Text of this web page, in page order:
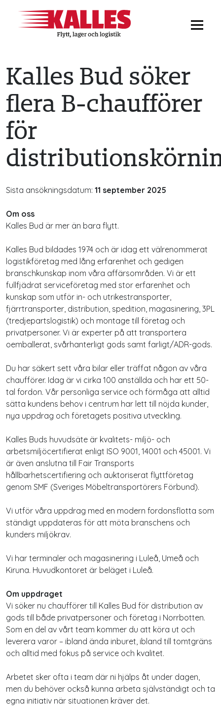
Kalles Bud söker
flera B-chaufförer
för
Sista ansökningsdatum: 11 september 2025
Om oss
Kalles Bud är mer än bara flytt.
Kalles Bud bildades 1974 och är idag ett välrenommerat
logistikföretag med lång erfarenhet och gedigen
branschkunskap inom våra affärsområden. Vi är ett
fullfjädrat serviceföretag med stor erfarenhet och
kunskap som utför in- och utrikestransporter,
fjärrtransporter, distribution, spedition, magasinering, 3PL
(tredjepartslogistik) och montage till företag och
privatpersoner. Vi är experter på att transportera
oemballerat, svårhanterligt gods samt farligt/ADR-gods.
Du har säkert sett våra bilar eller träffat någon av våra
chaufförer. Idag är vi cirka 100 anställda och har ett 50-
tal fordon. Vår personliga service och förmåga att alltid
sätta kundens behov i centrum har lett till nöjda kunder,
nya uppdrag och företagets positiva utveckling.
Kalles Buds huvudsäte är kvalitets- miljö- och
arbetsmiljöcertifierat enligt ISO 9001, 14001 och 45001. Vi
är även anslutna till Fair Transports
hållbarhetscertifiering och auktoriserat flyttföretag
genom SMF (Sveriges Möbeltransportörers Förbund).
Vi utför våra uppdrag med en modern fordonsflotta som
ständigt uppdateras för att möta branschens och
kunders miljökrav.
Vi har terminaler och magasinering i Luleå, Umeå och
Kiruna. Huvudkontoret är beläget i Luleå.
Om uppdraget
Vi söker nu chaufförer till Kalles Bud för distribution av
gods till både privatpersoner och företag i Norrbotten.
Som en del av vårt team kommer du att köra ut och
leverera varor – ibland ända inburet, ibland till tomtgräns
och alltid med fokus på service och kvalitet.
Arbetet sker ofta i team där ni hjälps åt under dagen,
men du behöver också kunna arbeta självständigt och ta
egna initiativ när situationen kräver det.